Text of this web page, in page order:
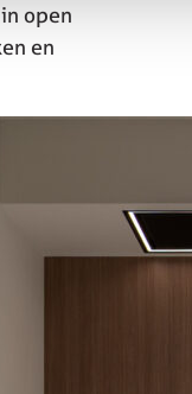
open
en